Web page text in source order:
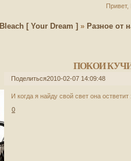
Привет,
Bleach [ Your Dream ] » Разное от
ПОКОИ
Поделиться2010-02-07 14:09:48
И когда я найду свой свет она остветит
0